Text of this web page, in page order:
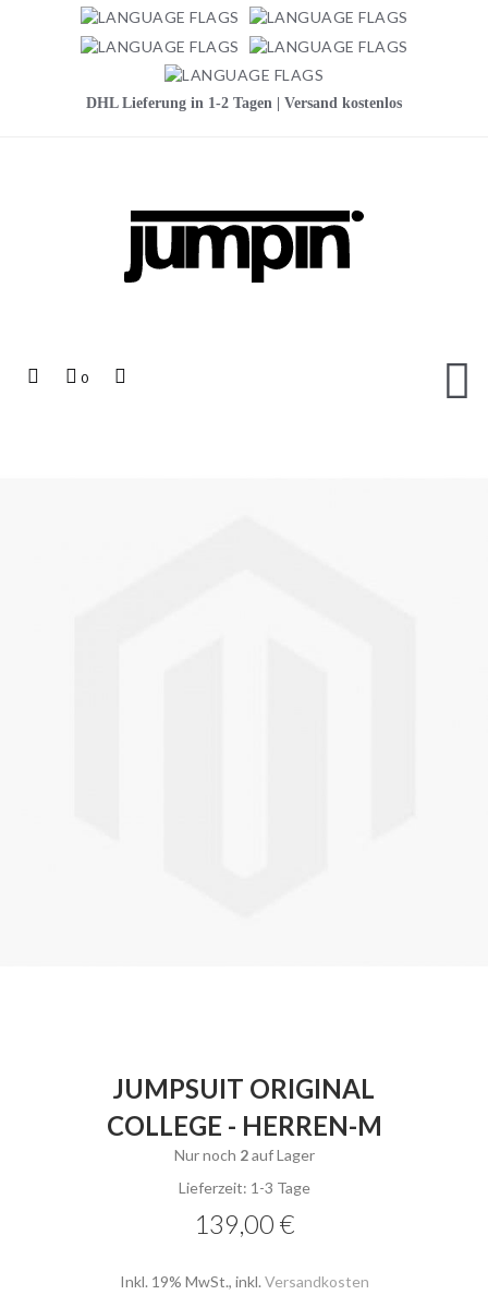
DHL Lieferung in 1-2 Tagen | Versand kostenlos
Mein
0
JUMPSUIT ORIGINAL
COLLEGE - HERREN-M
Nur noch 2auf Lager
Lieferzeit: 1-3 Tage
139,00 €
Inkl. 19% MwSt., inkl. Versandkosten